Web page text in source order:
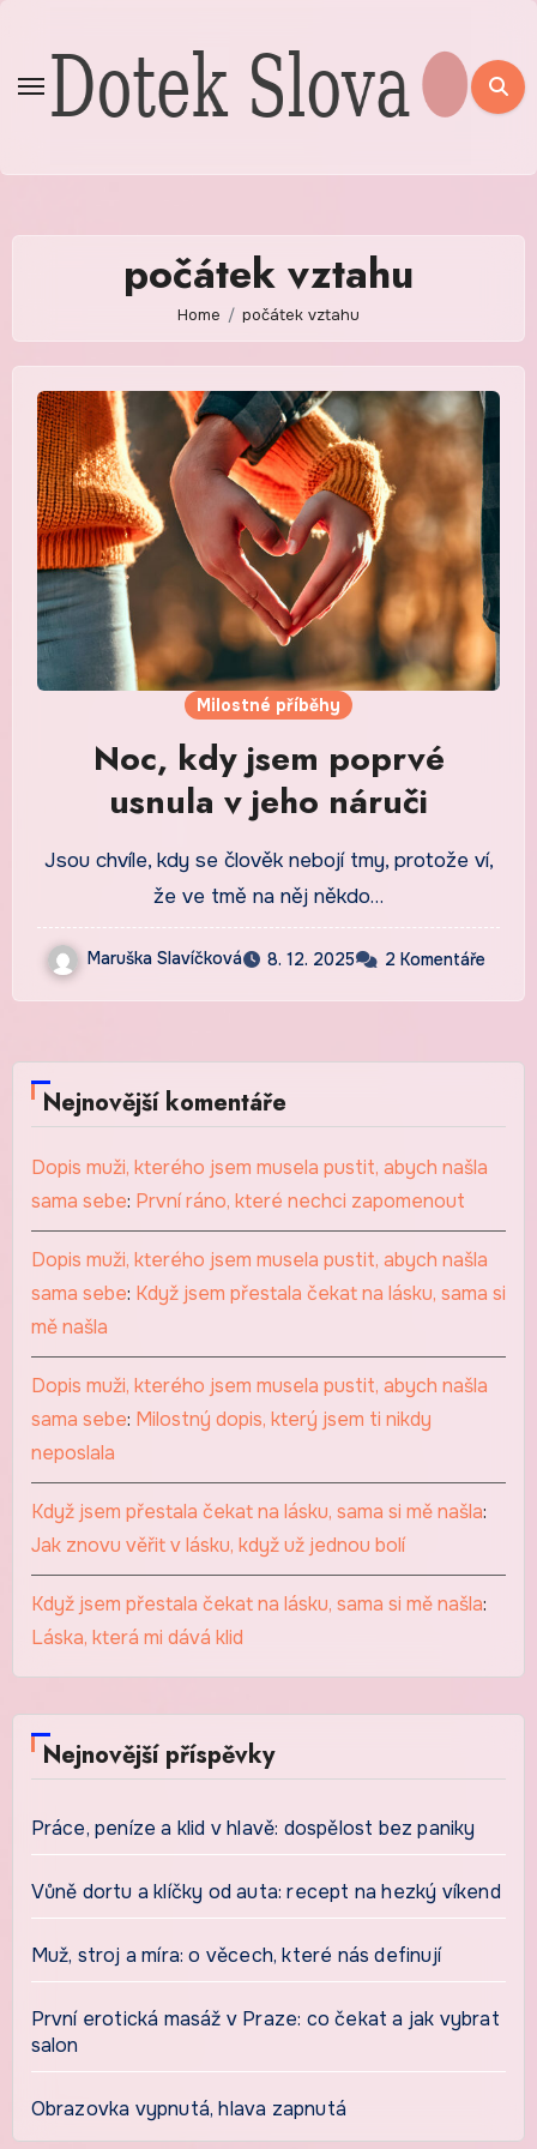
content
počátek vztahu
Home počátek vztahu
Milostné příběhy
Noc, kdy jsem poprvé
usnula v jeho náruči
Jsou chvíle, kdy se člověk nebojí tmy, protože ví,
že ve tmě na něj někdo…
Maruška Slavíčková 8. 12. 2025 2 Komentáře
Nejnovější komentáře
Dopis muži, kterého jsem musela pustit, abych našla
sama sebe: První ráno, které nechci zapomenout
Dopis muži, kterého jsem musela pustit, abych našla
sama sebe: Když jsem přestala čekat na lásku, sama si
mě našla
Dopis muži, kterého jsem musela pustit, abych našla
sama sebe: Milostný dopis, který jsem ti nikdy
neposlala
Když jsem přestala čekat na lásku, sama si mě našla:
Jak znovu věřit v lásku, když už jednou bolí
Když jsem přestala čekat na lásku, sama si mě našla:
Láska, která mi dává klid
Nejnovější příspěvky
Práce, peníze a klid v hlavě: dospělost bez paniky
Vůně dortu a klíčky od auta: recept na hezký víkend
Muž, stroj a míra: o věcech, které nás definují
První erotická masáž v Praze: co čekat a jak vybrat
salon
Obrazovka vypnutá, hlava zapnutá